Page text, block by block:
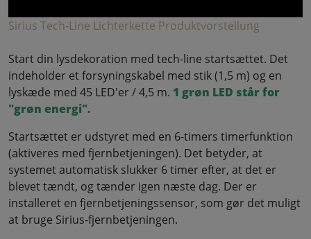
Sirius Tech-Line Lichterkette Produktvorstellung
Start din lysdekoration med tech-line startsættet. Det
indeholder et forsyningskabel med stik (1,5 m) og en
lyskæde med 45 LED'er / 4,5 m. 1 grøn LED står for
"grøn energi".
Startsættet er udstyret med en 6-timers timerfunktion
(aktiveres med fjernbetjeningen). Det betyder, at
systemet automatisk slukker 6 timer efter, at det er
blevet tændt, og tænder igen næste dag. Der er
installeret en fjernbetjeningssensor, som gør det muligt
at bruge Sirius-fjernbetjeningen.